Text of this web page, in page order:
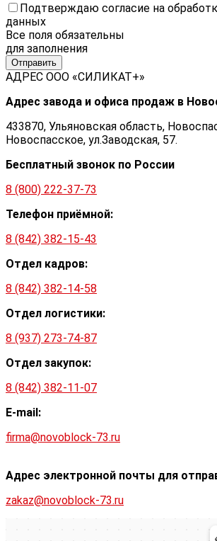
Подтверждаю согласие на
данных
Все поля обязательны
для заполнения
АДРЕС ООО «СИЛИКАТ+»
Адрес завода и офиса продаж в
433870, Ульяновская область,
Новоспасское, ул.Заводская, 57.
Бесплатный звонок по России
8 (800) 222-37-73
Телефон приёмной:
8 (842) 382-15-43
Отдел кадров:
8 (842) 382-14-58
Отдел логистики:
8 (937) 273-74-87
Отдел закупок:
8 (842) 382-11-07
E-mail:
firma@novoblock-73.ru
Адрес электронной почты для
zakaz@novoblock-73.ru